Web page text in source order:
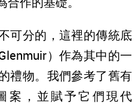
可分的，這裡的傳統底
）作為其中的一
禮物。我們參考了舊有
案，並賦予它們現代